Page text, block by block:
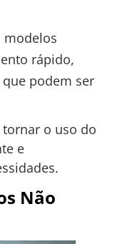
modelos
rápido,
podem ser
o uso do
e
Não